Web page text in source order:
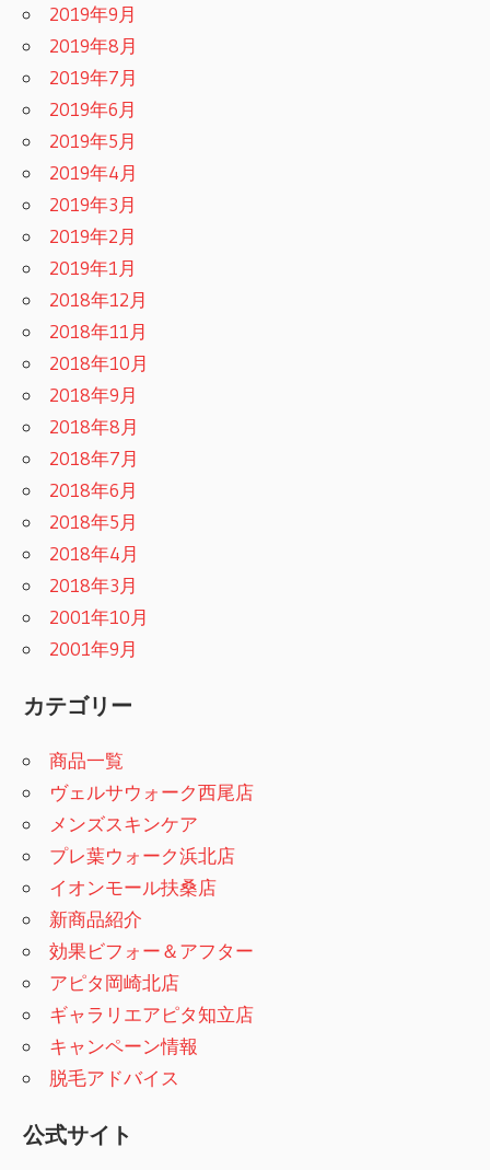
2019年9月
2019年8月
2019年7月
2019年6月
2019年5月
2019年4月
2019年3月
2019年2月
2019年1月
2018年12月
2018年11月
2018年10月
2018年9月
2018年8月
2018年7月
2018年6月
2018年5月
2018年4月
2018年3月
2001年10月
2001年9月
カテゴリー
商品一覧
ヴェルサウォーク西尾店
メンズスキンケア
プレ葉ウォーク浜北店
イオンモール扶桑店
新商品紹介
効果ビフォー＆アフター
アピタ岡崎北店
ギャラリエアピタ知立店
キャンペーン情報
脱毛アドバイス
公式サイト